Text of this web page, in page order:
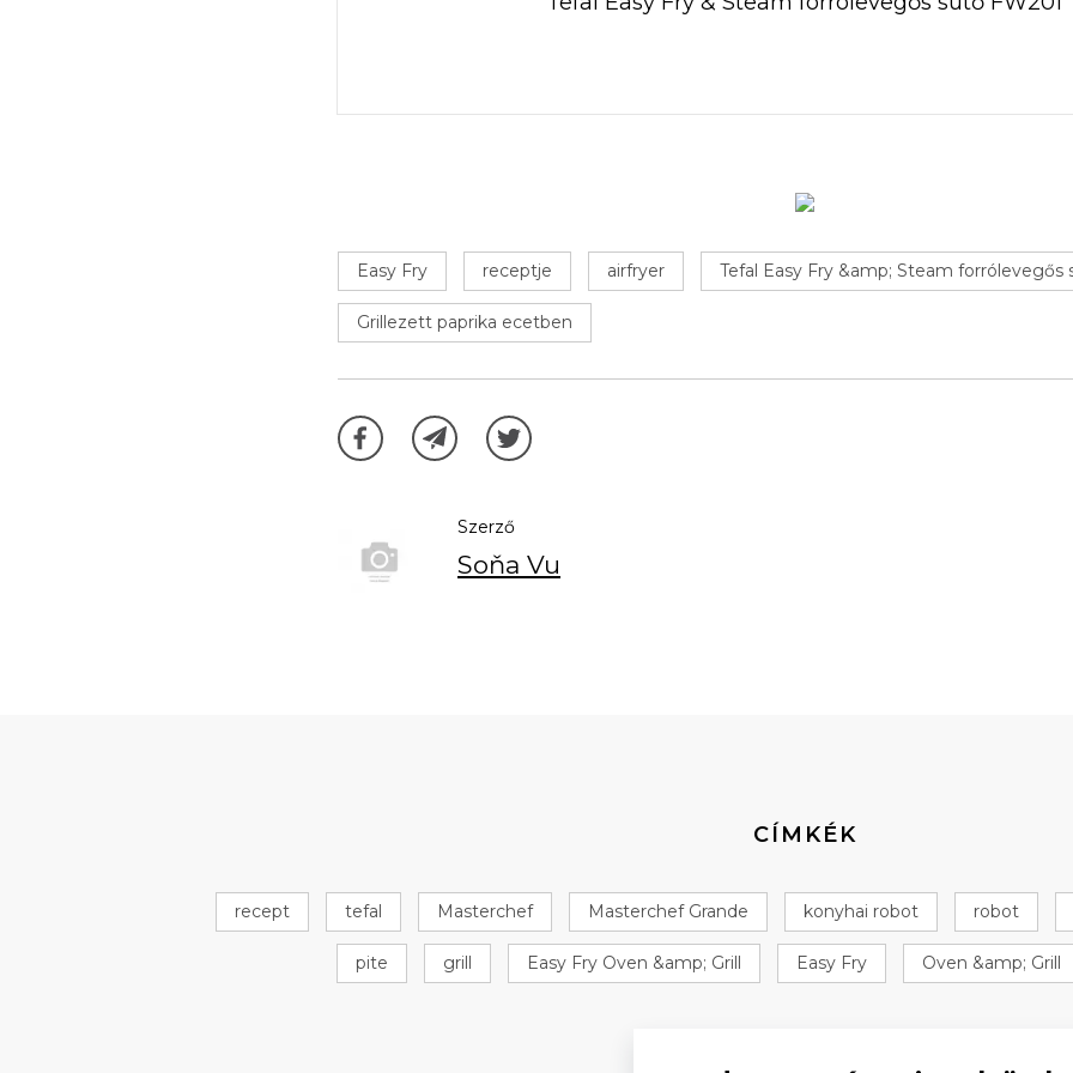
Easy Fry receptje airfryer Tefal Easy Fry &amp; Steam forrólevegős
Grillezett paprika ecetben
Szerző
Soňa Vu
CÍMKÉK
recept tefal Masterchef Masterchef Grande konyhai robot robot
pite grill Easy Fry Oven &amp; Grill Easy Fry Oven &amp; Grill